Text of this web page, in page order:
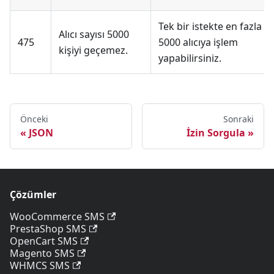
475
Alıcı sayısı 5000
kişiyi geçemez.
Tek bir istekte en fazla
5000 alıcıya işlem
yapabilirsiniz.
Önceki
JSON
Sonraki
İzin Sorgula
Çözümler
WooCommerce SMS
PrestaShop SMS
OpenCart SMS
Magento SMS
WHMCS SMS